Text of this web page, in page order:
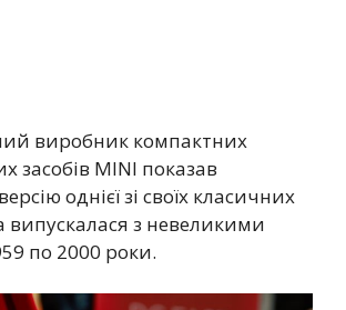
виробник компактних
засобів MINI показав
однієї зі своїх класичних
випускалася з невеликими
по 2000 роки.